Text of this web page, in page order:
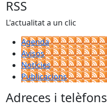
RSS
L'actualitat a un clic
Agenda
Avisos
Notícies
Publicacions
Adreces i telèfons